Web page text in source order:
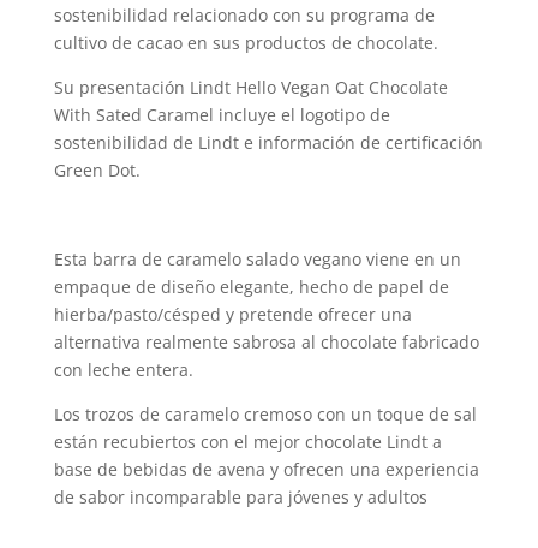
sostenibilidad relacionado con su programa de
cultivo de cacao en sus productos de chocolate.
Su presentación Lindt Hello Vegan Oat Chocolate
With Sated Caramel incluye el logotipo de
sostenibilidad de Lindt e información de certificación
Green Dot.
Esta barra de caramelo salado vegano viene en un
empaque de diseño elegante, hecho de papel de
hierba/pasto/césped y pretende ofrecer una
alternativa realmente sabrosa al chocolate fabricado
con leche entera.
Los trozos de caramelo cremoso con un toque de sal
están recubiertos con el mejor chocolate Lindt a
base de bebidas de avena y ofrecen una experiencia
de sabor incomparable para jóvenes y adultos